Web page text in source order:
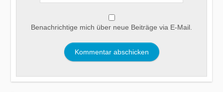
Benachrichtige mich über neue Beiträge via E-Mail.